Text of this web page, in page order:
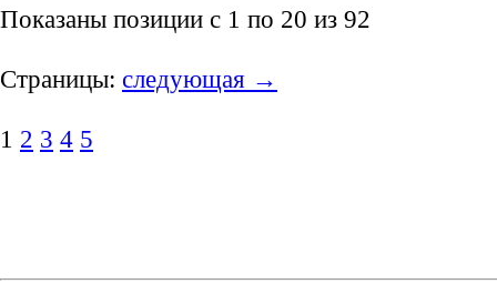
Показаны позиции с 1 по 20 из 92
Страницы: следующая →
1 2 3 4 5